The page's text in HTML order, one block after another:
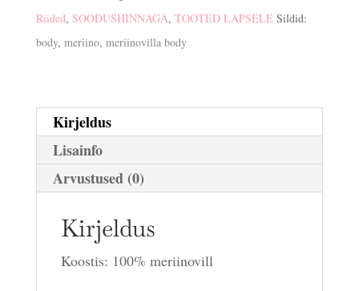
Riided, SOODUSHINNAGA, TOOTED LAPSELE Sildid:
body, meriino, meriinovilla body
Kirjeldus
Lisainfo
Arvustused (0)
Kirjeldus
Koostis: 100% meriinovill